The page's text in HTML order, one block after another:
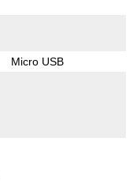
Micro USB